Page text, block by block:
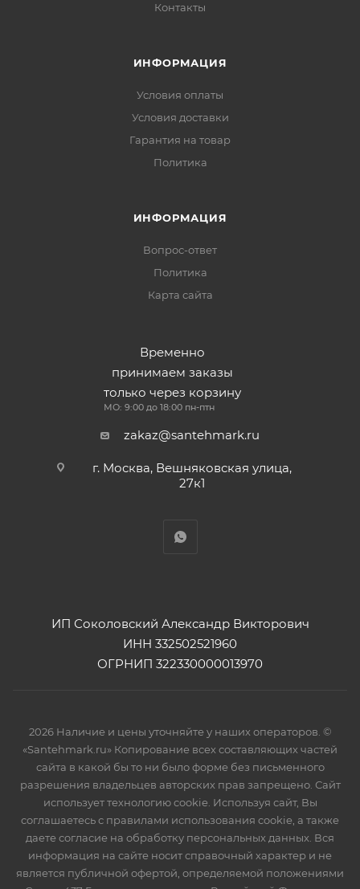
Контакты
ИНФОРМАЦИЯ
Условия оплаты
Условия доставки
Гарантия на товар
Политика
ИНФОРМАЦИЯ
Вопрос-ответ
Политика
Карта сайта
Временно
принимаем заказы
только через корзину
МО: 9:00 до 18:00 пн-птн
zakaz@santehmark.ru
г. Москва, Вешняковская улица,
27к1
ИП Соколовский Александр Викторович
ИНН 332502521960
ОГРНИП 322330000013970
2026 Наличие и цены уточняйте у наших операторов. ©
«Santehmark.ru» Копирование всех составляющих частей
сайта в какой бы то ни было форме без письменного
разрешения владельцев авторских прав запрещено. Сайт
использует технологию cookie. Используя сайт, Вы
соглашаетесь с правилами использования cookie, а также
даете согласие на обработку персональных данных. Вся
информация на сайте носит справочный характер и не
является публичной офертой, определяемой положениями